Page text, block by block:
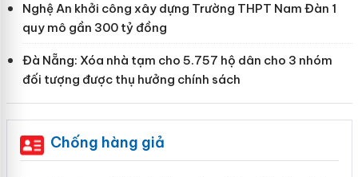
Nghệ An khởi công xây dựng Trường THPT Nam Đàn 1
quy mô gần 300 tỷ đồng
Đà Nẵng: Xóa nhà tạm cho 5.757 hộ dân cho 3 nhóm
đối tượng được thụ hưởng chính sách
Chống hàng giả